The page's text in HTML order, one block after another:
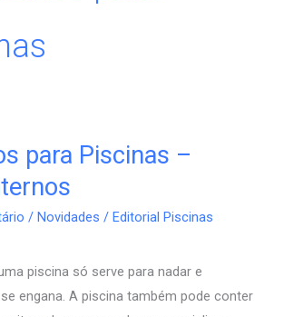
para Piscinas –
/Novidades /Editorial Piscinas
piscina só serve para nadar e
engana. A piscina também pode conter